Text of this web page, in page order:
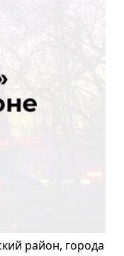
район, города